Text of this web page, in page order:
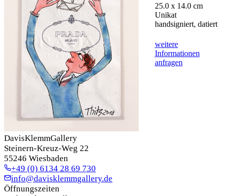
25.0 x 14.0 cm
Unikat
handsigniert, datiert
weitere
Informationen
anfragen
DavisKlemmGallery
Steinern-Kreuz-Weg 22
55246 Wiesbaden
+49 (0) 6134 28 69 730
info@davisklemmgallery.de
Öffnungszeiten